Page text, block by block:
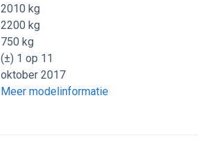
2010 kg
2200 kg
750 kg
(±) 1 op 11
oktober 2017
Meer modelinformatie